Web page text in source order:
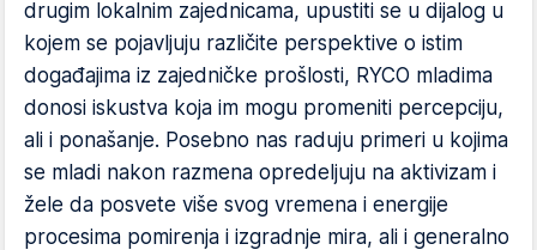
drugim lokalnim zajednicama, upustiti se u dijalog u
kojem se pojavljuju različite perspektive o istim
događajima iz zajedničke prošlosti, RYCO mladima
donosi iskustva koja im mogu promeniti percepciju,
ali i ponašanje. Posebno nas raduju primeri u kojima
se mladi nakon razmena opredeljuju na aktivizam i
žele da posvete više svog vremena i energije
procesima pomirenja i izgradnje mira, ali i generalno